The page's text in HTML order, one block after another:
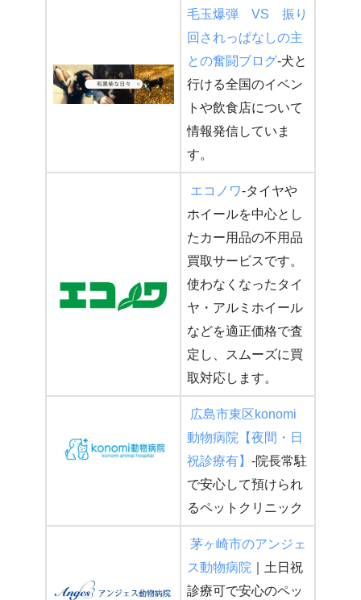
毛玉爆弾 VS 振り
回されっぱなしの主
との奮闘ブログ-犬と
行ける全国のイベン
トや飲食店について
情報発信していま
す。
エコノワ-タイヤや
ホイールを中心とし
たカー用品の不用品
買取サービスです。
使わなくなったタイ
ヤ・アルミホイール
などを適正価格で査
定し、スムーズに買
取対応します。
広島市東区konomi
動物病院【夜間・日
祝診療有】 -院長常駐
で安心して預けられ
るペットクリニック
茅ヶ崎市のアンジェ
ス動物病院 ｜土日祝
診療可で安心のペッ